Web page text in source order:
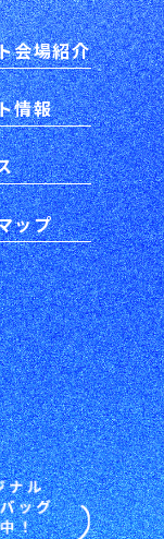
会場紹介
情報
ップ